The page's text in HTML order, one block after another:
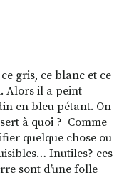
gris, ce blanc et ce
Alors il a peint
en bleu pétant. On
à quoi ? Comme
quelque chose ou
Inutiles? ces
sont d’une folle